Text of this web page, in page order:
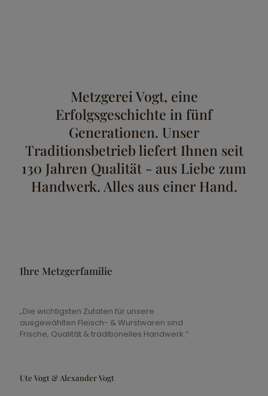
Metzgerei Vogt, eine
Erfolgsgeschichte in fünf
Generationen. Unser
Traditionsbetrieb liefert Ihnen seit
130 Jahren Qualität - aus Liebe zum
Handwerk. Alles aus einer Hand.
Ihre Metzgerfamilie
„Die wichtigsten Zutaten für unsere
ausgewählten Fleisch- & Wurstwaren sind
Frische, Qualität & traditionelles Handwerk.“
Ute Vogt & Alexander Vogt